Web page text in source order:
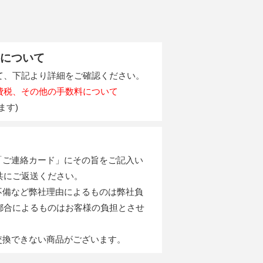
ついて
下記より詳細をご確認ください。
、その他の手数料について
す)
連絡カード」にその旨をご記入い
ご返送ください。
など弊社理由によるものは弊社負
合によるものはお客様の負担とさせ
できない商品がございます。